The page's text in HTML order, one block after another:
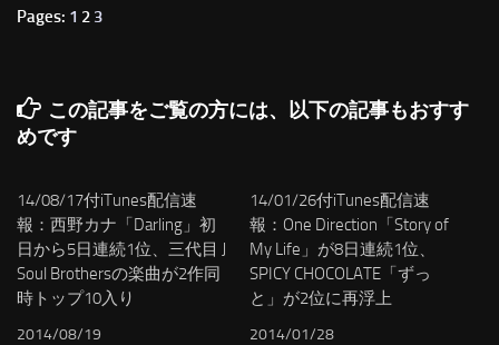
Pages: 1 2 3
この記事をご覧の方には、以下の記事もおすす
めです
14/08/17付iTunes配信速
報：西野カナ「Darling」初
日から5日連続1位、三代目 J
Soul Brothersの楽曲が2作同
時トップ10入り
2014/08/19
14/01/26付iTunes配信速
報：One Direction「Story of
My Life」が8日連続1位、
SPICY CHOCOLATE「ずっ
と」が2位に再浮上
2014/01/28